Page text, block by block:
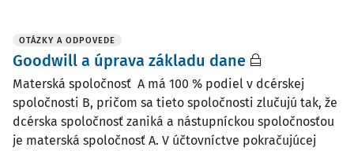
OTÁZKY A ODPOVEDE
Goodwill a úprava základu dane
Materská spoločnosť A má 100 % podiel v dcérskej
spoločnosti B, pričom sa tieto spoločnosti zlučujú tak, že
dcérska spoločnosť zaniká a nástupníckou spoločnosťou
je materská spoločnosť A. V účtovníctve pokračujúcej